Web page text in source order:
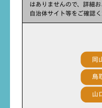
はありませんので、詳細
自治体サイト等をご確認く
岡
鳥
山